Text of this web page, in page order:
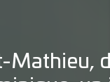
Mathieu,